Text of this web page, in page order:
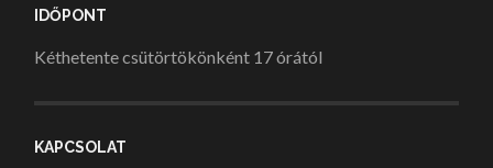
IDŐPONT
Kéthetente csütörtökönként 17 órától
KAPCSOLAT